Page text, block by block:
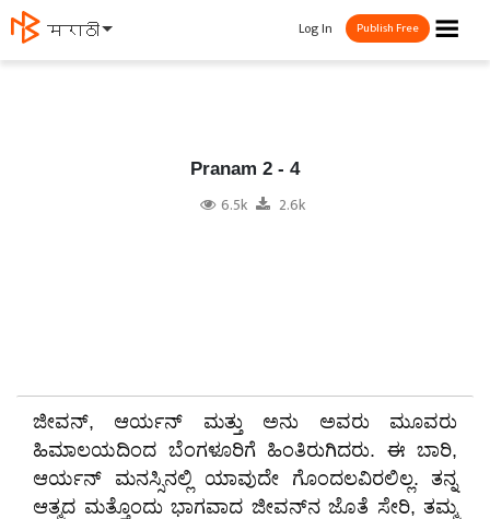
मराठी ☰
Log In Publish Free
Pranam 2 - 4
6.5k 2.6k
​ಜೀವನ್, ಆರ್ಯನ್ ಮತ್ತು ಅನು ಅವರು ಮೂವರು
ಹಿಮಾಲಯದಿಂದ ಬೆಂಗಳೂರಿಗೆ ಹಿಂತಿರುಗಿದರು. ಈ ಬಾರಿ,
ಆರ್ಯನ್ ಮನಸ್ಸಿನಲ್ಲಿ ಯಾವುದೇ ಗೊಂದಲವಿರಲಿಲ್ಲ. ತನ್ನ
ಆತ್ಮದ ಮತ್ತೊಂದು ಭಾಗವಾದ ಜೀವನ್‌ನ ಜೊತೆ ಸೇರಿ, ತಮ್ಮ